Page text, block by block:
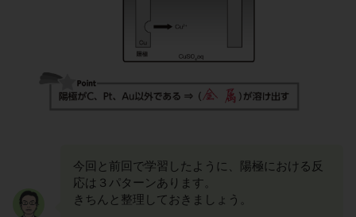
今回と前回で学習したように、陽極における反
応は３パターンあります。
きちんと整理しておきましょう。